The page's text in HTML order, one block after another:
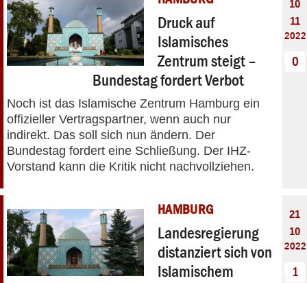
Druck auf
Islamisches
Zentrum steigt –
Bundestag fordert Verbot
Noch ist das Islamische Zentrum Hamburg ein
offizieller Vertragspartner, wenn auch nur
indirekt. Das soll sich nun ändern. Der
Bundestag fordert eine Schließung. Der IHZ-
Vorstand kann die Kritik nicht nachvollziehen.
10
11
2022
0
HAMBURG
Landesregierung
distanziert sich von
Islamischem
21
10
2022
1